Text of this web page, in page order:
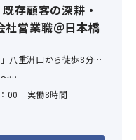
存顧客の深耕・
社営業職＠日本橋
八重洲口から徒歩8分
京橋駅」6番出口から徒
日本橋駅」B1出口から
月20時間分、4万円を含
追加支給。
万円～＊経験スキルによ
00 実働8時間